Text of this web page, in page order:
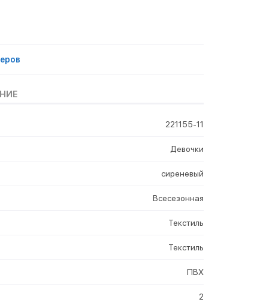
221155-11
Девочки
сиреневый
Всесезонная
Текстиль
Текстиль
ПВХ
2